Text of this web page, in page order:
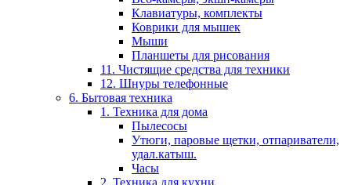
Клавиатуры, комплекты
Коврики для мышек
Мыши
Планшеты для рисования
11. Чистящие средства для техники
12. Шнуры телефонные
6. Бытовая техника
1. Техника для дома
Пылесосы
Утюги, паровые щетки, отпариватели,
удал.катыш.
Часы
2. Техника для кухни